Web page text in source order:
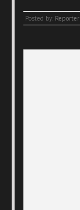
Posted by: Reporter